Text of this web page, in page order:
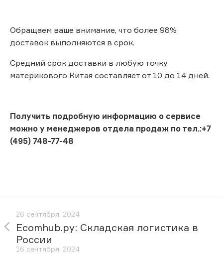
Обращаем ваше внимание, что более 98%
доставок выполняются в срок.
Средний срок доставки в любую точку
материкового Китая составляет от 10 до 14 дней.
Получить подробную информацию о сервисе
можно у менеджеров отдела продаж по тел.:+7
(495) 748-77-48
26 сентября, 2024
Ecomhub.ру: Складская логистика в
России
16 сентября, 2024